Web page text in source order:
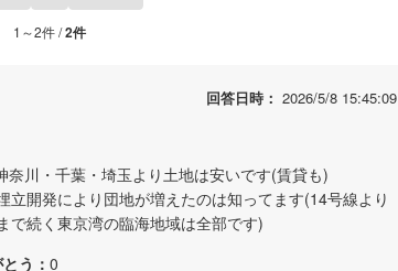
1～2件 /2件
回答日時： 2026/5/8 15:45:09
川・千葉・埼玉より土地は安いです(賃貸も)
開発により団地が増えたのは知ってます(14号線より
で続く東京湾の臨海地域は全部です)
う： 0